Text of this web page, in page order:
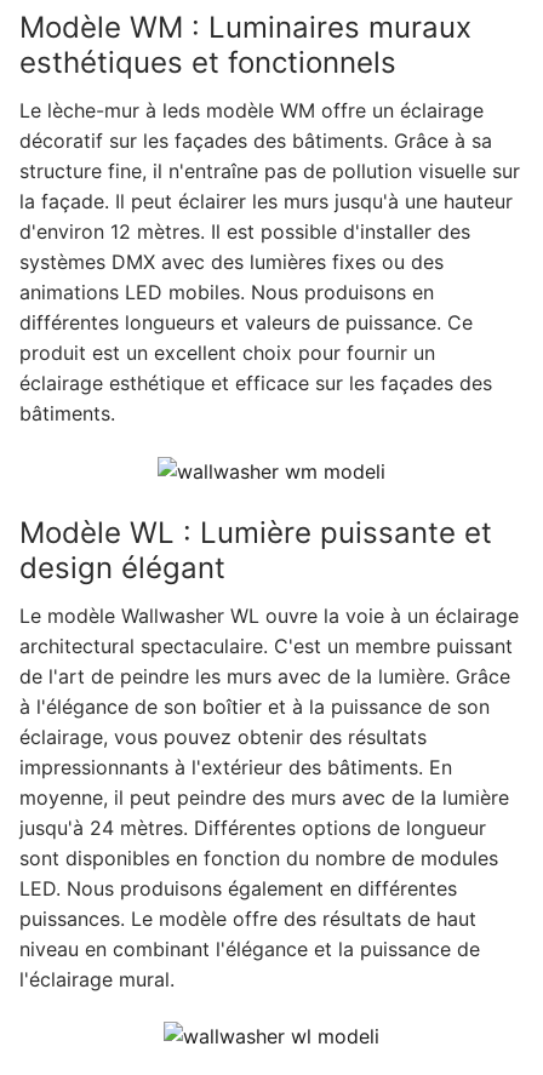
Modèle WM : Luminaires muraux
esthétiques et fonctionnels
Le lèche-mur à leds modèle WM offre un éclairage
décoratif sur les façades des bâtiments. Grâce à sa
structure fine, il n'entraîne pas de pollution visuelle sur
la façade. Il peut éclairer les murs jusqu'à une hauteur
d'environ 12 mètres. Il est possible d'installer des
systèmes DMX avec des lumières fixes ou des
animations LED mobiles. Nous produisons en
différentes longueurs et valeurs de puissance. Ce
produit est un excellent choix pour fournir un
éclairage esthétique et efficace sur les façades des
bâtiments.
Modèle WL : Lumière puissante et
design élégant
Le modèle Wallwasher WL ouvre la voie à un éclairage
architectural spectaculaire. C'est un membre puissant
de l'art de peindre les murs avec de la lumière. Grâce
à l'élégance de son boîtier et à la puissance de son
éclairage, vous pouvez obtenir des résultats
impressionnants à l'extérieur des bâtiments. En
moyenne, il peut peindre des murs avec de la lumière
jusqu'à 24 mètres. Différentes options de longueur
sont disponibles en fonction du nombre de modules
LED. Nous produisons également en différentes
puissances. Le modèle offre des résultats de haut
niveau en combinant l'élégance et la puissance de
l'éclairage mural.